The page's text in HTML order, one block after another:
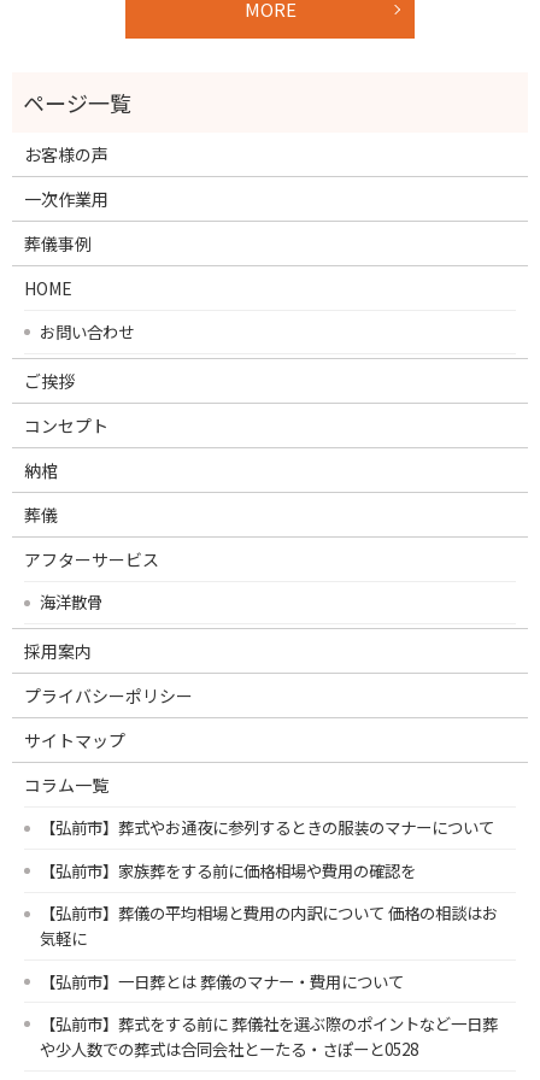
MORE
お客様の声
一次作業用
葬儀事例
HOME
お問い合わせ
ご挨拶
コンセプト
納棺
葬儀
アフターサービス
海洋散骨
採用案内
プライバシーポリシー
サイトマップ
コラム一覧
【弘前市】葬式やお通夜に参列するときの服装のマナーについて
【弘前市】家族葬をする前に価格相場や費用の確認を
【弘前市】葬儀の平均相場と費用の内訳について 価格の相談はお
気軽に
【弘前市】一日葬とは 葬儀のマナー・費用について
【弘前市】葬式をする前に 葬儀社を選ぶ際のポイントなど一日葬
や少人数での葬式は合同会社とーたる・さぽーと0528